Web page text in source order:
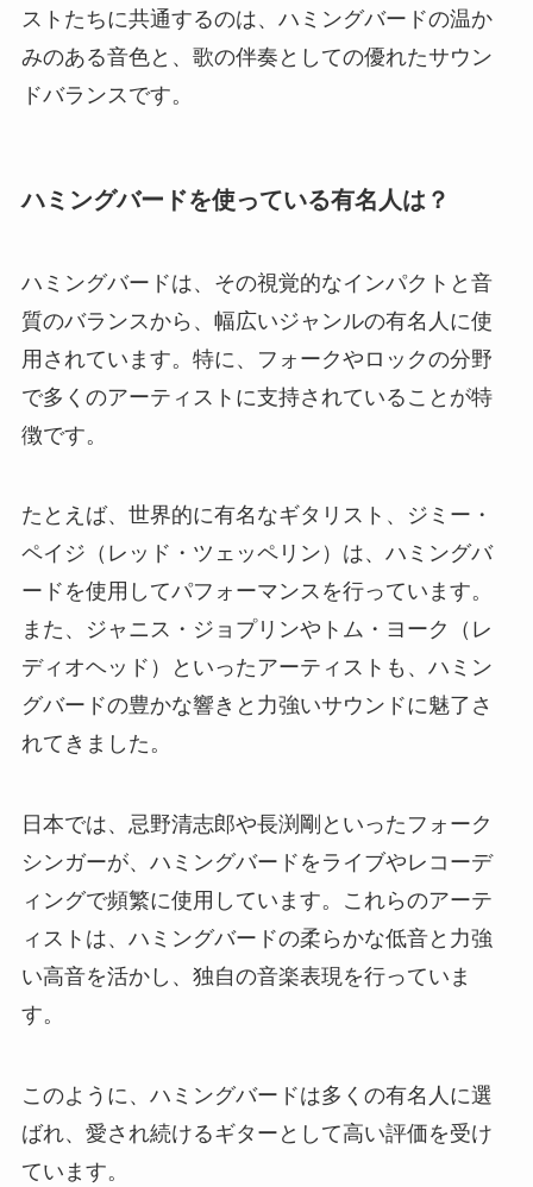
ストたちに共通するのは、ハミングバードの温か
みのある音色と、歌の伴奏としての優れたサウン
ドバランスです。
ハミングバードを使っている有名人は？
ハミングバードは、その視覚的なインパクトと音
質のバランスから、幅広いジャンルの有名人に使
用されています。特に、フォークやロックの分野
で多くのアーティストに支持されていることが特
徴です。
たとえば、世界的に有名なギタリスト、ジミー・
ペイジ（レッド・ツェッペリン）は、ハミングバ
ードを使用してパフォーマンスを行っています。
また、ジャニス・ジョプリンやトム・ヨーク（レ
ディオヘッド）といったアーティストも、ハミン
グバードの豊かな響きと力強いサウンドに魅了さ
れてきました。
日本では、忌野清志郎や長渕剛といったフォーク
シンガーが、ハミングバードをライブやレコーデ
ィングで頻繁に使用しています。これらのアーテ
ィストは、ハミングバードの柔らかな低音と力強
い高音を活かし、独自の音楽表現を行っていま
す。
このように、ハミングバードは多くの有名人に選
ばれ、愛され続けるギターとして高い評価を受け
ています。